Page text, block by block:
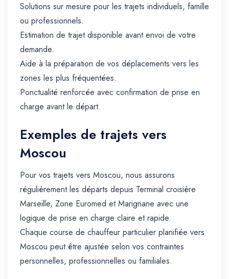
Solutions sur mesure pour les trajets individuels, famille
ou professionnels.
Estimation de trajet disponible avant envoi de votre
demande.
Aide à la préparation de vos déplacements vers les
zones les plus fréquentées.
Ponctualité renforcée avec confirmation de prise en
charge avant le départ.
Exemples de trajets vers
Moscou
Pour vos trajets vers Moscou, nous assurons
régulièrement les départs depuis Terminal croisière
Marseille, Zone Euromed et Marignane avec une
logique de prise en charge claire et rapide.
Chaque course de chauffeur particulier planifiée vers
Moscou peut être ajustée selon vos contraintes
personnelles, professionnelles ou familiales.